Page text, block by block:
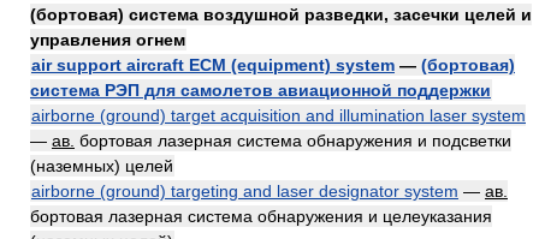
(бортовая) система воздушной разведки, засечки целей и
управления огнем
air support aircraft ECM (equipment) system — (бортовая)
система РЭП для самолетов авиационной поддержки
airborne (ground) target acquisition and illumination laser system
— ав. бортовая лазерная система обнаружения и подсветки
(наземных) целей
airborne (ground) targeting and laser designator system — ав.
бортовая лазерная система обнаружения и целеуказания